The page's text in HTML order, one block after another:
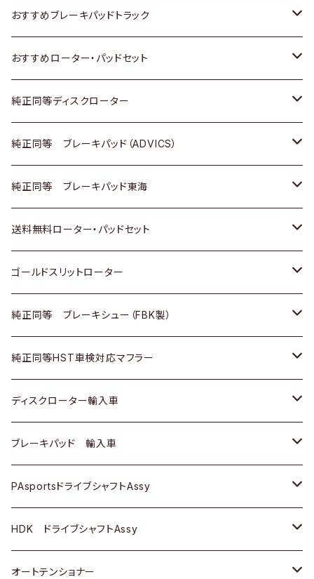
いすゞ
ダイハツ
マツダ
三菱
スバル
日野
三菱ふそう
ＢＭＷ
日産
いすゞ
ダイハツ
マツダ
三菱
日野
三菱ふそう
日産
いすゞ
ダイハツ
三菱
日野
三菱ふそう
その他
ホンダ
スズキ
日産
ダイハツ
マツダ
三菱
スバル
トヨタ
ホンダ
スズキ
日産
いすゞ
ダイハツ
マツダ
三菱
スバル
おすすめブレーキパッドトラック
トヨタ
日産
いすゞ
ダイハツ
マツダ
三菱
おすすめローター・パッドセット
トヨタ
ホンダ
スズキ
日産
ダイハツ
マツダ
三菱
スバル
純正同等ディスクローター
トヨタ
ホンダ
スズキ
日産
いすゞ
ダイハツ
マツダ
三菱
スバル
ＢＥＮＺ
純正同等 ブレーキパッド（ADVICS）
トヨタ
ホンダ
スズキ
日産
ダイハツ
マツダ
三菱
スバル
純正同等 ブレーキパッド東海
トヨタ
ホンダ
日産
いすゞ
ダイハツ
マツダ
三菱
スバル
送料無料ローター・パッドセット
トヨタ
ホンダ
スズキ
日産
ダイハツ
マツダ
三菱
スバル
ゴールドスリットローター
トヨタ
ホンダ
スズキ
日産
ダイハツ
マツダ
三菱
純正同等 ブレーキシュー（FBK製）
ホンダ
スズキ
日産
ダイハツ
マツダ
三菱
純正同等HST車検対応マフラー
トヨタ
ホンダ
スズキ
日産
いすゞ
ディスクローター輸入車
ＡＵＤＩ
ＢＥＮＺ
ＢＭＷ
GOLF
ブレーキパッド 輸入車
ＢＥＮＺ
ＢＭＷ
ＷＡＧＥＮ
PAsportsドライブシャフトAssy
トヨタ
ホンダ
HDK ドライブシャフトAssy
スズキ
オートテンショナー